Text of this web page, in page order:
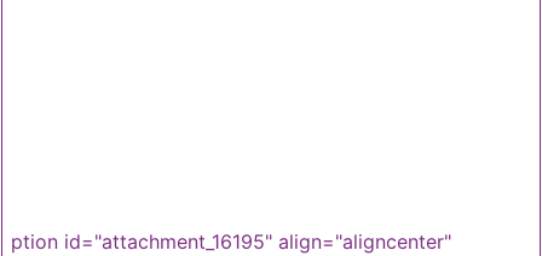
ption id="attachment_16195" align="aligncenter"